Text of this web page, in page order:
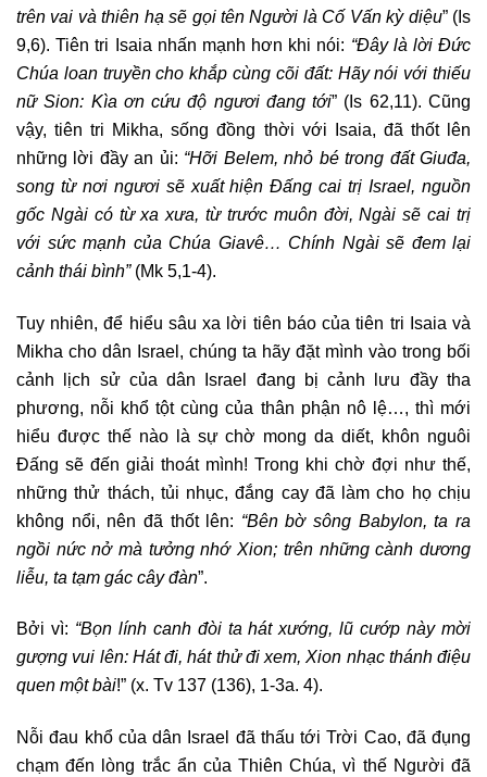
trên vai và thiên hạ sẽ gọi tên Người là Cố Vấn kỳ diệu” (Is
9,6). Tiên tri Isaia nhấn mạnh hơn khi nói: “Đây là lời Đức
Chúa loan truyền cho khắp cùng cõi đất: Hãy nói với thiếu
nữ Sion: Kìa ơn cứu độ ngươi đang tới” (Is 62,11). Cũng
vậy, tiên tri Mikha, sống đồng thời với Isaia, đã thốt lên
những lời đầy an ủi: “Hỡi Belem, nhỏ bé trong đất Giuđa,
song từ nơi ngươi sẽ xuất hiện Đấng cai trị Israel, nguồn
gốc Ngài có từ xa xưa, từ trước muôn đời, Ngài sẽ cai trị
với sức mạnh của Chúa Giavê… Chính Ngài sẽ đem lại
cảnh thái bình”(Mk 5,1-4).
Tuy nhiên, để hiểu sâu xa lời tiên báo của tiên tri Isaia và
Mikha cho dân Israel, chúng ta hãy đặt mình vào trong bối
cảnh lịch sử của dân Israel đang bị cảnh lưu đầy tha
phương, nỗi khổ tột cùng của thân phận nô lệ…, thì mới
hiểu được thế nào là sự chờ mong da diết, khôn nguôi
Đấng sẽ đến giải thoát mình! Trong khi chờ đợi như thế,
những thử thách, tủi nhục, đắng cay đã làm cho họ chịu
không nổi, nên đã thốt lên: “Bên bờ sông Babylon, ta ra
ngồi nức nở mà tưởng nhớ Xion; trên những cành dương
liễu, ta tạm gác cây đàn”.
Bởi vì: “Bọn lính canh đòi ta hát xướng, lũ cướp này mời
gượng vui lên: Hát đi, hát thử đi xem, Xion nhạc thánh điệu
quen một bài!” (x. Tv 137 (136), 1-3a. 4).
Nỗi đau khổ của dân Israel đã thấu tới Trời Cao, đã đụng
chạm đến lòng trắc ẩn của Thiên Chúa, vì thế Người đã